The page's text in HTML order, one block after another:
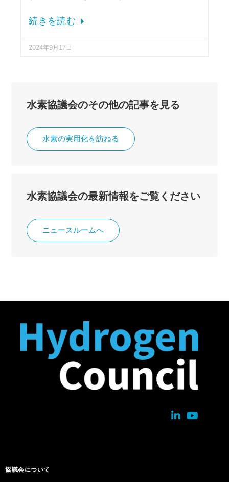
続きを読む
2024年9月17日
水素協議会のその他の記事を見る
水素の実用化を訪ねる
水素協議会の最新情報をご覧ください
ニュースルームへ
協議会について